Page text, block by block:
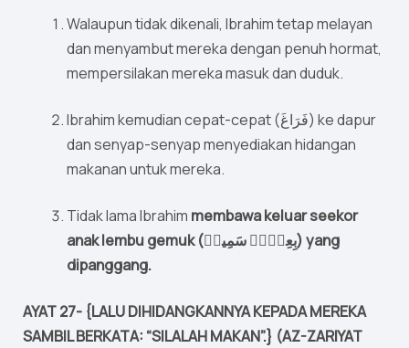
Walaupun tidak dikenali, Ibrahim tetap melayan
dan menyambut mereka dengan penuh hormat,
mempersilakan mereka masuk dan duduk.
Ibrahim kemudian cepat-cepat (فَرَاغَ) ke dapur
dan senyap-senyap menyediakan hidangan
makanan untuk mereka.
Tidak lama Ibrahim membawa keluar seekor
anak lembu gemuk (بِعِجۡلٖ سَمِينٖ) yang
dipanggang.
AYAT 27- {LALU DIHIDANGKANNYA KEPADA MEREKA
SAMBIL BERKATA: “SILALAH MAKAN”.} (AZ-ZARIYAT